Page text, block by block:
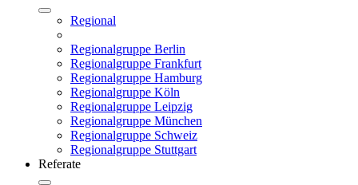
Regional
Regionalgruppe Berlin
Regionalgruppe Frankfurt
Regionalgruppe Hamburg
Regionalgruppe Köln
Regionalgruppe Leipzig
Regionalgruppe München
Regionalgruppe Schweiz
Regionalgruppe Stuttgart
Referate